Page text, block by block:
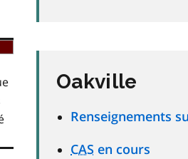
Oakville
Renseignements
CAS en cours